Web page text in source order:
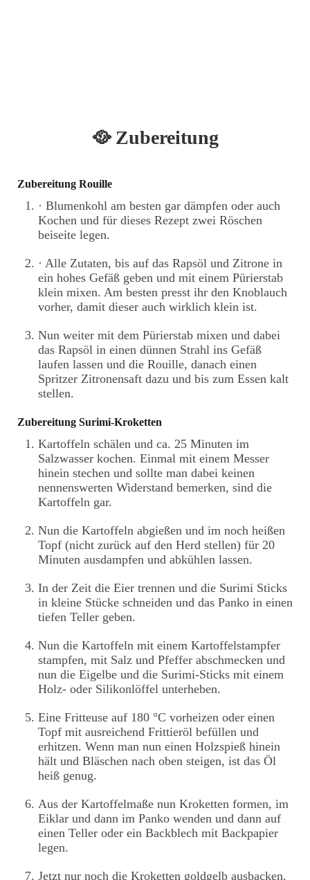
🥘 Zubereitung
Zubereitung Rouille
· Blumenkohl am besten gar dämpfen oder auch
Kochen und für dieses Rezept zwei Röschen
beiseite legen.
· Alle Zutaten, bis auf das Rapsöl und Zitrone in
ein hohes Gefäß geben und mit einem Pürierstab
klein mixen. Am besten presst ihr den Knoblauch
vorher, damit dieser auch wirklich klein ist.
Nun weiter mit dem Pürierstab mixen und dabei
das Rapsöl in einen dünnen Strahl ins Gefäß
laufen lassen und die Rouille, danach einen
Spritzer Zitronensaft dazu und bis zum Essen kalt
stellen.
Zubereitung Surimi-Kroketten
Kartoffeln schälen und ca. 25 Minuten im
Salzwasser kochen. Einmal mit einem Messer
hinein stechen und sollte man dabei keinen
nennenswerten Widerstand bemerken, sind die
Kartoffeln gar.
Nun die Kartoffeln abgießen und im noch heißen
Topf (nicht zurück auf den Herd stellen) für 20
Minuten ausdampfen und abkühlen lassen.
In der Zeit die Eier trennen und die Surimi Sticks
in kleine Stücke schneiden und das Panko in einen
tiefen Teller geben.
Nun die Kartoffeln mit einem Kartoffelstampfer
stampfen, mit Salz und Pfeffer abschmecken und
nun die Eigelbe und die Surimi-Sticks mit einem
Holz- oder Silikonlöffel unterheben.
Eine Fritteuse auf 180 °C vorheizen oder einen
Topf mit ausreichend Frittieröl befüllen und
erhitzen. Wenn man nun einen Holzspieß hinein
hält und Bläschen nach oben steigen, ist das Öl
heiß genug.
Aus der Kartoffelmaße nun Kroketten formen, im
Eiklar und dann im Panko wenden und dann auf
einen Teller oder ein Backblech mit Backpapier
legen.
Jetzt nur noch die Kroketten goldgelb ausbacken.